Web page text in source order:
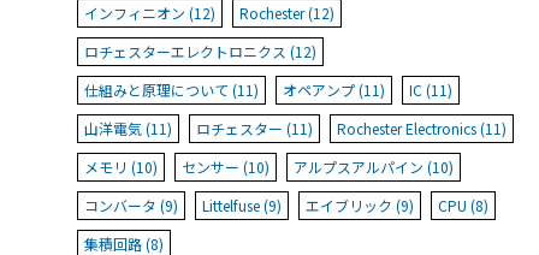
インフィニオン (12)
Rochester (12)
ロチェスターエレクトロニクス (12)
仕組みと原理について (11)
オペアンプ (11)
IC (11)
山洋電気 (11)
ロチェスター (11)
Rochester Electronics (11)
メモリ (10)
センサー (10)
アルプスアルパイン (10)
コンバータ (9)
Littelfuse (9) エイブリック (9)
CPU (8)
集積回路 (8)